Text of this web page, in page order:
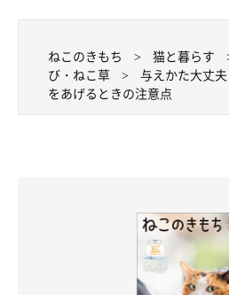
ねこのきもち 猫と暮らす
び・ねこ草
与えかた大丈夫
をあげるときの注意点